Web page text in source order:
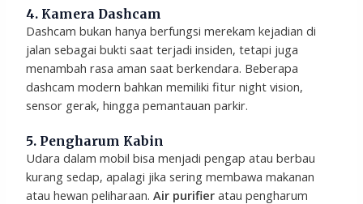
4. Kamera Dashcam
Dashcam bukan hanya berfungsi merekam kejadian di
jalan sebagai bukti saat terjadi insiden, tetapi juga
menambah rasa aman saat berkendara. Beberapa
dashcam modern bahkan memiliki fitur night vision,
sensor gerak, hingga pemantauan parkir.
5. Pengharum Kabin
Udara dalam mobil bisa menjadi pengap atau berbau
kurang sedap, apalagi jika sering membawa makanan
atau hewan peliharaan.Air purifier atau pengharum